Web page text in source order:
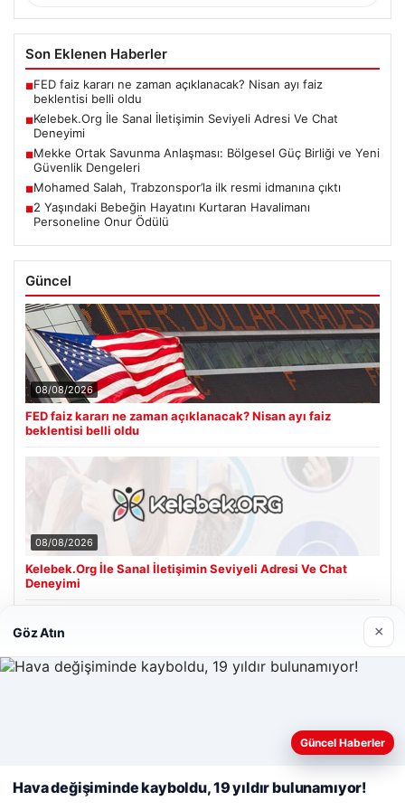
Son Eklenen Haberler
■FED faiz kararı ne zaman açıklanacak? Nisan ayı faiz
beklentisi belli oldu
■Kelebek.Org İle Sanal İletişimin Seviyeli Adresi Ve Chat
Deneyimi
■Mekke Ortak Savunma Anlaşması: Bölgesel Güç Birliği ve Yeni
Güvenlik Dengeleri
■Mohamed Salah, Trabzonspor’la ilk resmi idmanına çıktı
■2 Yaşındaki Bebeğin Hayatını Kurtaran Havalimanı
Personeline Onur Ödülü
Güncel
08/08/2026
FED faiz kararı ne zaman açıklanacak? Nisan ayı faiz
beklentisi belli oldu
08/08/2026
Kelebek.Org İle Sanal İletişimin Seviyeli Adresi Ve Chat
Deneyimi
Son Eklenen Firmalar
deneyiminizi kişiselleştirmek ve geliştirmek amacıyla çerezler
Reddet Kabul Et
Göz Atın ×
Güncel Haberler
Hava değişiminde kayboldu, 19 yıldır bulunamıyor!